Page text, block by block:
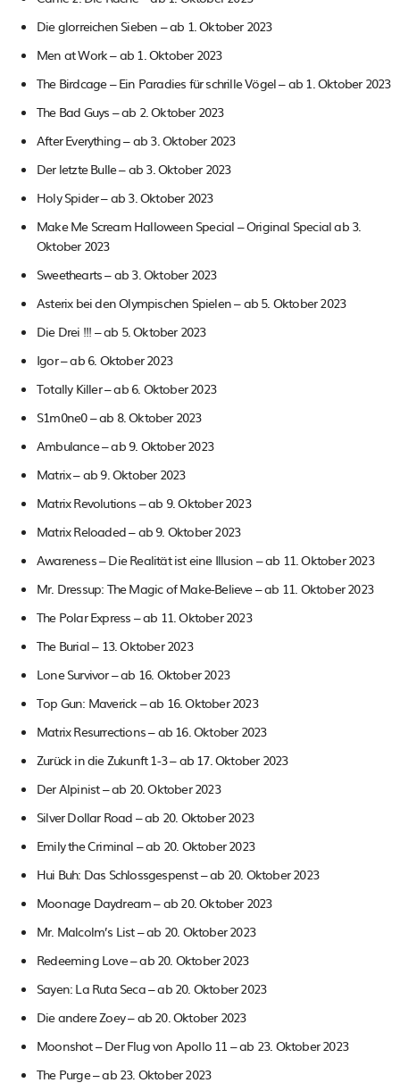
Die glorreichen Sieben – ab 1. Oktober 2023
Men at Work – ab 1. Oktober 2023
The Birdcage – Ein Paradies für schrille Vögel – ab 1. Oktober 2023
The Bad Guys – ab 2. Oktober 2023
After Everything – ab 3. Oktober 2023
Der letzte Bulle – ab 3. Oktober 2023
Holy Spider – ab 3. Oktober 2023
Make Me Scream Halloween Special – Original Special ab 3.
Oktober 2023
Sweethearts – ab 3. Oktober 2023
Asterix bei den Olympischen Spielen – ab 5. Oktober 2023
Die Drei !!! – ab 5. Oktober 2023
Igor – ab 6. Oktober 2023
Totally Killer – ab 6. Oktober 2023
S1m0ne0 – ab 8. Oktober 2023
Ambulance – ab 9. Oktober 2023
Matrix – ab 9. Oktober 2023
Matrix Revolutions – ab 9. Oktober 2023
Matrix Reloaded – ab 9. Oktober 2023
Awareness – Die Realität ist eine Illusion – ab 11. Oktober 2023
Mr. Dressup: The Magic of Make-Believe – ab 11. Oktober 2023
The Polar Express – ab 11. Oktober 2023
The Burial – 13. Oktober 2023
Lone Survivor – ab 16. Oktober 2023
Top Gun: Maverick – ab 16. Oktober 2023
Matrix Resurrections – ab 16. Oktober 2023
Zurück in die Zukunft 1-3 – ab 17. Oktober 2023
Der Alpinist – ab 20. Oktober 2023
Silver Dollar Road – ab 20. Oktober 2023
Emily the Criminal – ab 20. Oktober 2023
Hui Buh: Das Schlossgespenst – ab 20. Oktober 2023
Moonage Daydream – ab 20. Oktober 2023
Mr. Malcolm’s List – ab 20. Oktober 2023
Redeeming Love – ab 20. Oktober 2023
Sayen: La Ruta Seca – ab 20. Oktober 2023
Die andere Zoey – ab 20. Oktober 2023
Moonshot – Der Flug von Apollo 11 – ab 23. Oktober 2023
The Purge – ab 23. Oktober 2023